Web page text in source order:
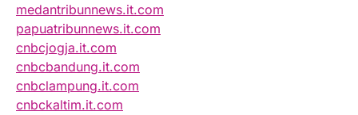
medantribunnews.it.com
papuatribunnews.it.com
cnbcjogja.it.com
cnbcbandung.it.com
cnbclampung.it.com
cnbckaltim.it.com